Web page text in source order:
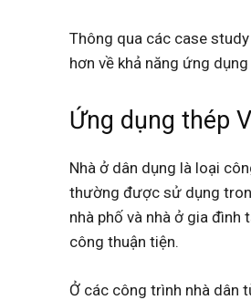
Thông qua các case
hơn về khả năng ứng
Ứng dụng thép
Nhà ở dân dụng là loại
thường được sử dụng
nhà phố và nhà ở gia
công thuận tiện.
Ở các công trình nhà dân